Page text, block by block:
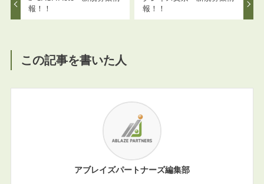
報！！
報！！
この記事を書いた人
アブレイズパートナーズ編集部